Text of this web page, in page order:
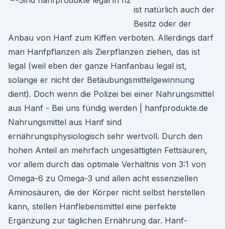
ist natürlich auch der
Besitz oder der
Anbau von Hanf zum Kiffen verboten. Allerdings darf
man Hanfpflanzen als Zierpflanzen ziehen, das ist
legal (weil eben der ganze Hanfanbau legal ist,
solange er nicht der Betäubungsmittelgewinnung
dient). Doch wenn die Polizei bei einer Nahrungsmittel
aus Hanf - Bei uns fündig werden | hanfprodukte.de
Nahrungsmittel aus Hanf sind
ernährungsphysiologisch sehr wertvoll. Durch den
hohen Anteil an mehrfach ungesättigten Fettsäuren,
vor allem durch das optimale Verhältnis von 3:1 von
Omega-6 zu Omega-3 und allen acht essenziellen
Aminosäuren, die der Körper nicht selbst herstellen
kann, stellen Hanflebensmittel eine perfekte
Ergänzung zur täglichen Ernährung dar. Hanf-